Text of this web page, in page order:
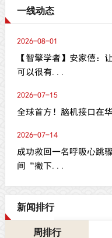
一线动态
2026-08-01
【智擎学者】安家僖：
可以很有...
2026-07-15
全球首方！脑机接口在
2026-07-14
成功救回一名呼吸心跳
间“撇下...
新闻排行
周排行